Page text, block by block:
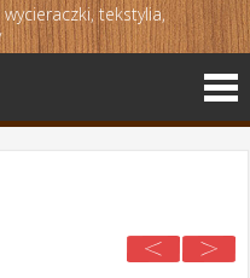
tekstylia,